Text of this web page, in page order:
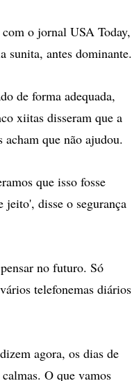
o jornal USA Today,
sunita, antes dominante.
de forma adequada,
xiitas disseram que a
que não ajudou.
que isso fosse
jeito', disse o segurança
no futuro. Só
telefonemas diários
agora, os dias de
O que vamos